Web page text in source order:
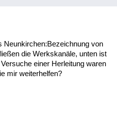
und Landwirtschaft
und Reden
Neunkirchen:Bezeichnung von
die Werkskanäle, unten ist
einer Herleitung waren
mir weiterhelfen?